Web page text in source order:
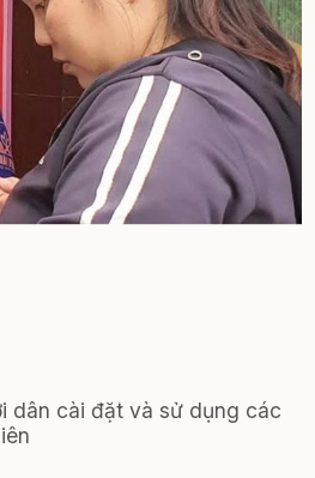
dân cài đặt và sử dụng các